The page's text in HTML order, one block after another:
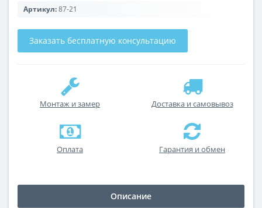
Артикул:87-21
Заказать бесплатную консультацию
Монтаж и замер Доставка и самовывоз
Оплата Гарантия и обмен
Описание